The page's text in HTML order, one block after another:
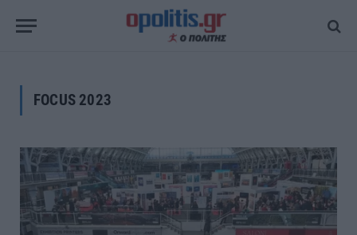
FOCUS 2023